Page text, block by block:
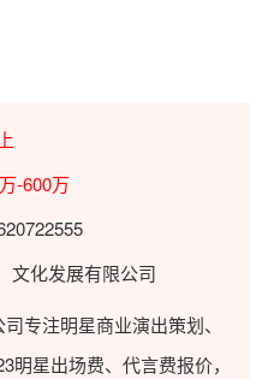
-600万
文化发展有限公司
注明星商业演出策划、
明星出场费、代言费报价，